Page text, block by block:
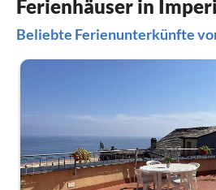
Ferienhäuser in
Beliebte Ferienunterkünfte